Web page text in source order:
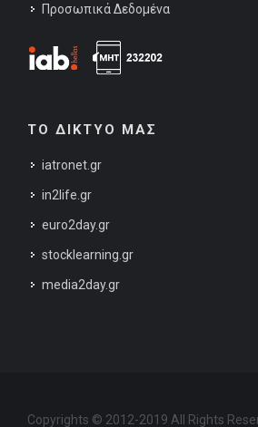
Προσωπικά Δεδομένα
ΤΟ ΔΙΚΤΥΟ ΜΑΣ
iatronet.gr
in2life.gr
euro2day.gr
stocklearning.gr
media2day.gr
Copyrights © 2012-2019 All Rights